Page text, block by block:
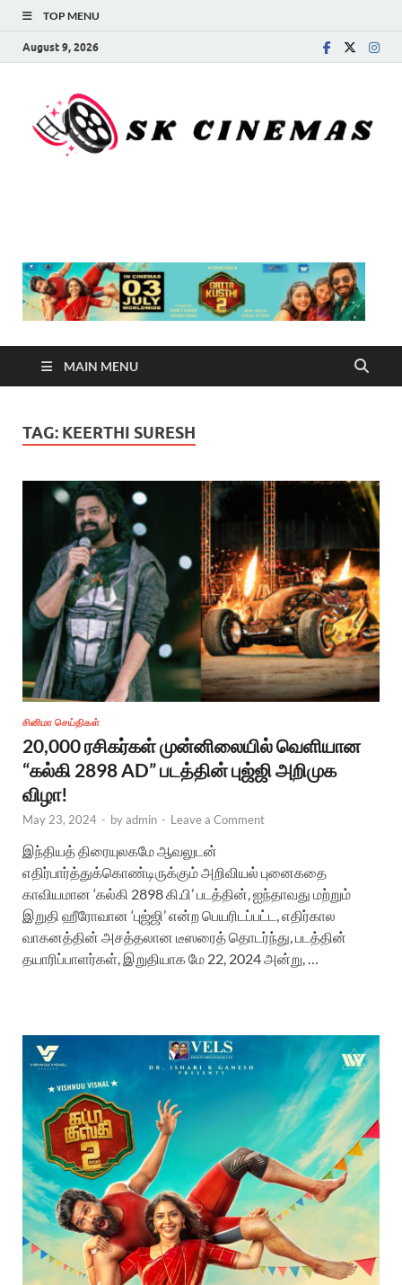
TOP MENU
August 9, 2026
MAIN MENU
TAG: KEERTHI SURESH
சினிமா செய்திகள்
20,000 ரசிகர்கள் முன்னிலையில் வெளியான
“கல்கி 2898 AD” படத்தின் புஜ்ஜி அறிமுக
விழா!
May 23, 2024 - byadmin - Leave a Comment
இந்தியத் திரையுலகமே ஆவலுடன்
எதிர்பார்த்துக்கொண்டிருக்கும் அறிவியல் புனைகதை
காவியமான ‘கல்கி 2898 கி.பி’ படத்தின், ஐந்தாவது மற்றும்
இறுதி ஹீரோவான ‘புஜ்ஜி’ என்ற பெயரிடப்பட்ட, எதிர்கால
வாகனத்தின் அசத்தலான டீஸரைத் தொடர்ந்து, படத்தின்
தயாரிப்பாளர்கள், இறுதியாக மே 22, 2024 அன்று, …